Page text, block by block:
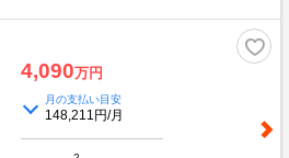
4,090万円
月の支払い目安
148,211円/月